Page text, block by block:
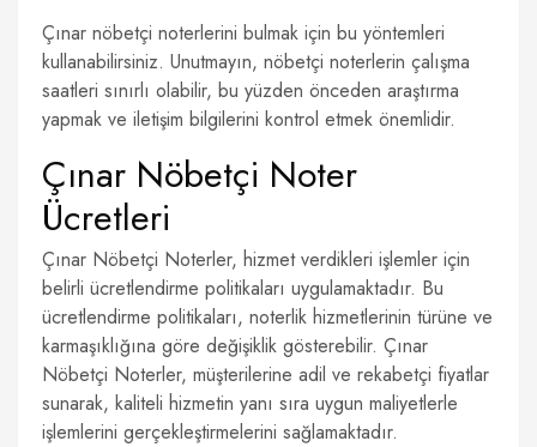
Çınar nöbetçi noterlerini bulmak için bu yöntemleri
kullanabilirsiniz. Unutmayın, nöbetçi noterlerin çalışma
saatleri sınırlı olabilir, bu yüzden önceden araştırma
yapmak ve iletişim bilgilerini kontrol etmek önemlidir.
Çınar Nöbetçi Noter
Ücretleri
Çınar Nöbetçi Noterler, hizmet verdikleri işlemler için
belirli ücretlendirme politikaları uygulamaktadır. Bu
ücretlendirme politikaları, noterlik hizmetlerinin türüne ve
karmaşıklığına göre değişiklik gösterebilir. Çınar
Nöbetçi Noterler, müşterilerine adil ve rekabetçi fiyatlar
sunarak, kaliteli hizmetin yanı sıra uygun maliyetlerle
işlemlerini gerçekleştirmelerini sağlamaktadır.